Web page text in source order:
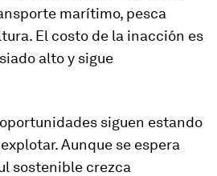
marítimo, pesca
El costo de la inacción es
alto y sigue
siguen estando
Aunque se espera
sostenible crezca